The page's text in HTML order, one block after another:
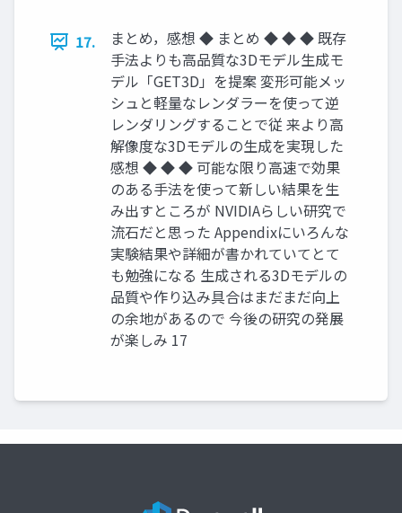
17.
まとめ，感想 ◆ まとめ ◆ ◆ ◆ 既存
手法よりも高品質な3Dモデル生成モ
デル「GET3D」を提案 変形可能メッ
シュと軽量なレンダラーを使って逆
レンダリングすることで従 来より高
解像度な3Dモデルの生成を実現した
感想 ◆ ◆ ◆ 可能な限り高速で効果
のある手法を使って新しい結果を生
み出すところが NVIDIAらしい研究で
流石だと思った Appendixにいろんな
実験結果や詳細が書かれていてとて
も勉強になる 生成される3Dモデルの
品質や作り込み具合はまだまだ向上
の余地があるので 今後の研究の発展
が楽しみ 17